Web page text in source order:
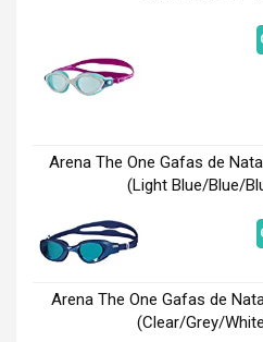
Arena The One Gafas de
(Light Blue/Blue/
Arena The One Gafas de
(Clear/Grey/